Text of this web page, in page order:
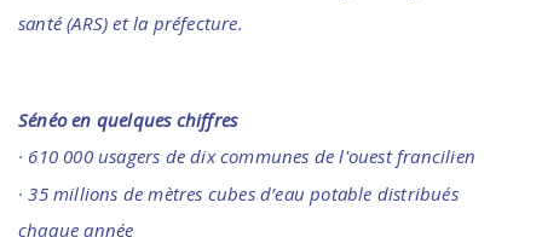
santé (ARS) et la préfecture.
Sénéo en quelques chiffres
· 610 000 usagers de dix communes de l'ouest francilien
· 35 millions de mètres cubes d’eau potable distribués
chaque année